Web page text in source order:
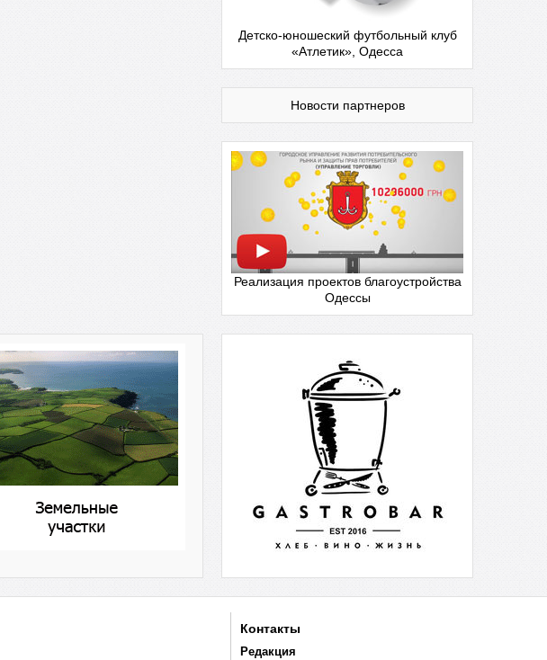
Детско-юношеский футбольный клуб
«Атлетик», Одесса
Новости партнеров
Реализация проектов благоустройства
Одессы
Контакты
Редакция